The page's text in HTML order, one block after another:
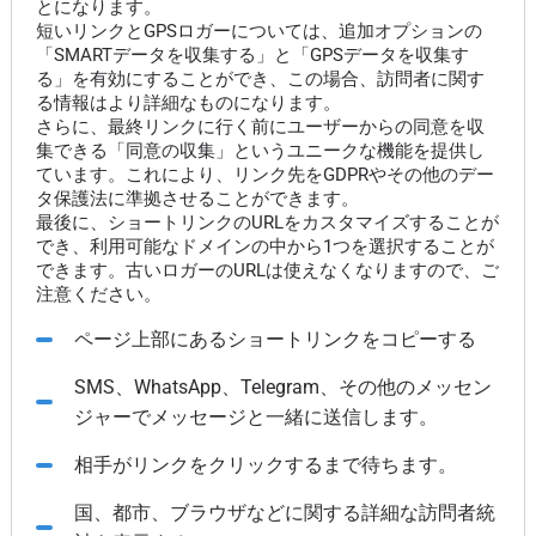
とになります。
短いリンクとGPSロガーについては、追加オプションの
「SMARTデータを収集する」と「GPSデータを収集す
る」を有効にすることができ、この場合、訪問者に関す
る情報はより詳細なものになります。
さらに、最終リンクに行く前にユーザーからの同意を収
集できる「同意の収集」というユニークな機能を提供し
ています。これにより、リンク先をGDPRやその他のデー
タ保護法に準拠させることができます。
最後に、ショートリンクのURLをカスタマイズすることが
でき、利用可能なドメインの中から1つを選択することが
できます。古いロガーのURLは使えなくなりますので、ご
注意ください。
ページ上部にあるショートリンクをコピーする
SMS、WhatsApp、Telegram、その他のメッセン
ジャーでメッセージと一緒に送信します。
相手がリンクをクリックするまで待ちます。
国、都市、ブラウザなどに関する詳細な訪問者統